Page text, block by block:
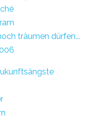
träumen dürfen...